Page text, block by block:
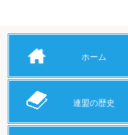
ホーム
連盟の歴史